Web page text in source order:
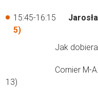
15:45-16:15
5)
Jak dobierać leki
Cornier M-A.,
13)